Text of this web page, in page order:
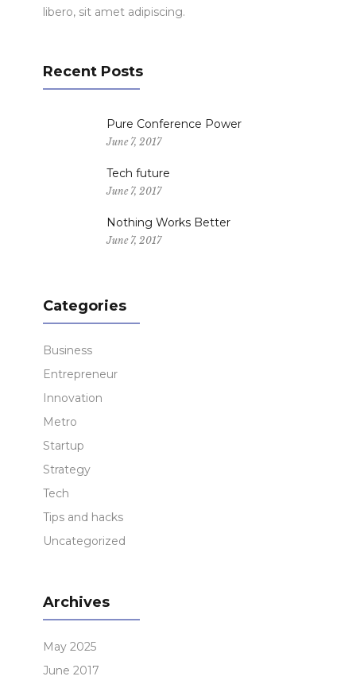
libero, sit amet adipiscing.
Recent Posts
Pure Conference Power
June 7, 2017
Tech future
June 7, 2017
Nothing Works Better
June 7, 2017
Categories
Business
Entrepreneur
Innovation
Metro
Startup
Strategy
Tech
Tips and hacks
Uncategorized
Archives
May 2025
June 2017